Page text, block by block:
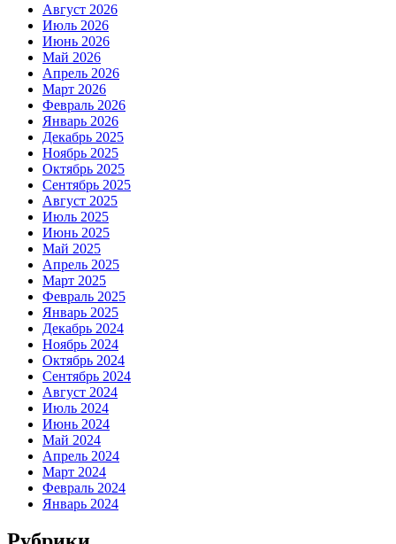
Август 2026
Июль 2026
Июнь 2026
Май 2026
Апрель 2026
Март 2026
Февраль 2026
Январь 2026
Декабрь 2025
Ноябрь 2025
Октябрь 2025
Сентябрь 2025
Август 2025
Июль 2025
Июнь 2025
Май 2025
Апрель 2025
Март 2025
Февраль 2025
Январь 2025
Декабрь 2024
Ноябрь 2024
Октябрь 2024
Сентябрь 2024
Август 2024
Июль 2024
Июнь 2024
Май 2024
Апрель 2024
Март 2024
Февраль 2024
Январь 2024